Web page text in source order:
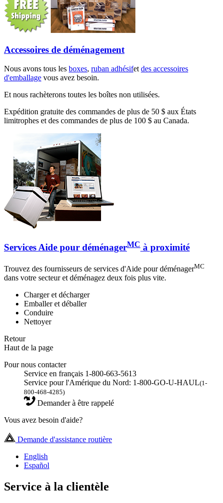
Accessoires de déménagement
Nous avons tous les boxes, ruban adhésifetdes accessoires
d'emballage vous avez besoin.
Et nous rachèterons toutes les boîtes non utilisées.
Expédition gratuite des commandes de plus de 50 $ aux États
limitrophes et des commandes de plus de 100 $ au Canada.
Services Aide pour déménagerMC à proximité
Trouvez des fournisseurs de services d'Aide pour déménagerMC
dans votre secteur et déménagez deux fois plus vite.
Charger et décharger
Emballer et déballer
Conduire
Nettoyer
Retour
Haut de la page
Pour nous contacter
Service en français 1-800-663-5613
Service pour l'Amérique du Nord: 1-800-GO-U-HAUL(1-
800-468-4285)
Demander à être rappelé
Vous avez besoin d'aide?
Demande d'assistance routière
English
Español
Service à la clientèle